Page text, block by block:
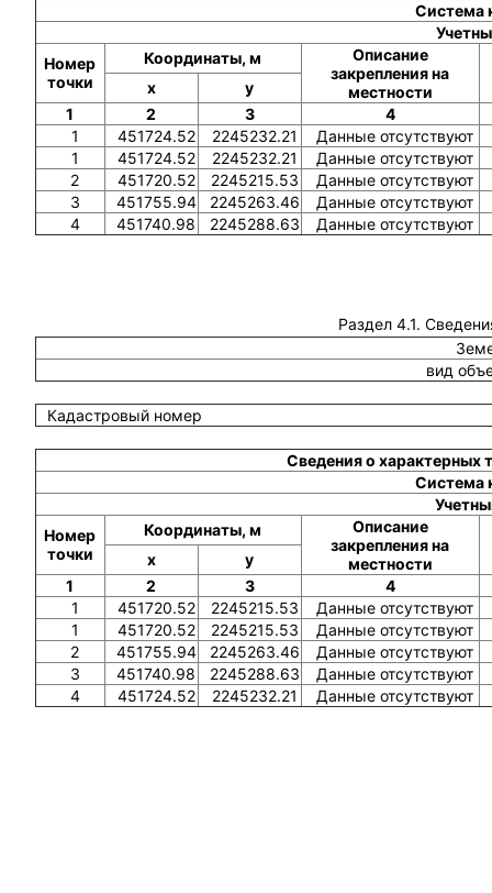
Система
Номер
точки
Координаты, м
Описание
закрепления на
местности
x
y
1
2 3
4
1
451724.52 2245232.21
Данные отсутствуют
1
451724.52 2245232.21
Данные отсутствуют
2
451720.52 2245215.53
Данные отсутствуют
3
451755.94 2245263.46
Данные отсутствуют
4
451740.98 2245288.63 Данные отсутствуют
Раздел 4.1.
вид
Кадастровый номер
Сведения о характерных
Система
Номер
точки
Координаты, м
Описание
закрепления на
местности
x
y
1
2 3
4
1
451720.52 2245215.53
Данные отсутствуют
1
451720.52 2245215.53
Данные отсутствуют
2
451755.94 2245263.46
Данные отсутствуют
3
451740.98 2245288.63
Данные отсутствуют
4
451724.52 2245232.21 Данные отсутствуют